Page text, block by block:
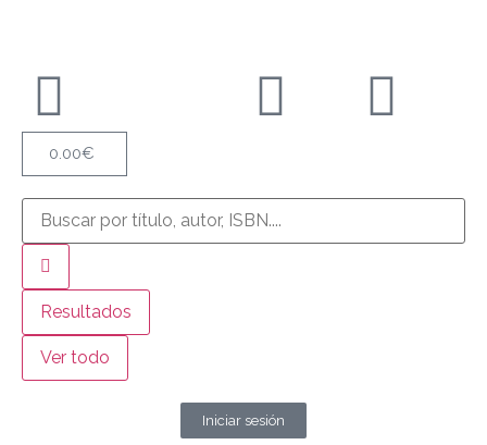
0.00€
Resultados
Ver todo
Iniciar sesión